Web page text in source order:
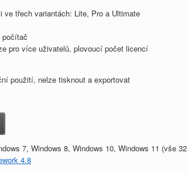
ve třech variantách: Lite, Pro a Ultimate
počítač
pro více uživatelů, plovoucí počet licencí
použití, nelze tisknout a exportovat
7, Windows 8, Windows 10, Windows 11 (vše
4.8